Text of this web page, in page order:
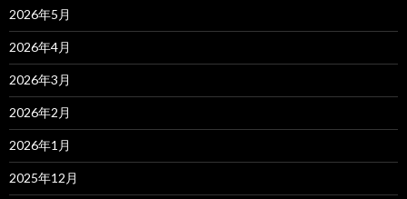
2026年5月
2026年4月
2026年3月
2026年2月
2026年1月
2025年12月